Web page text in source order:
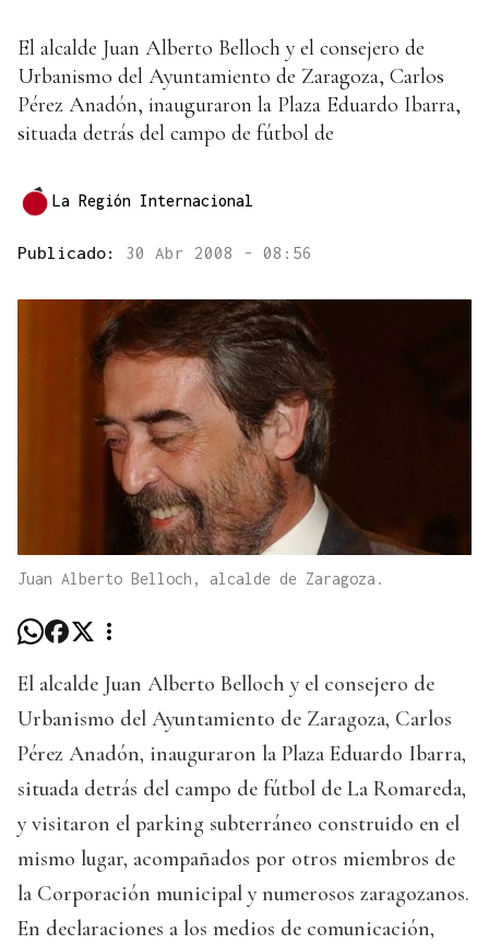
El alcalde Juan Alberto Belloch y el consejero de
Urbanismo del Ayuntamiento de Zaragoza, Carlos
Pérez Anadón, inauguraron la Plaza Eduardo Ibarra,
situada detrás del campo de fútbol de
La Región Internacional
Publicado: 30 Abr 2008 - 08:56
Juan Alberto Belloch, alcalde de Zaragoza.
El alcalde Juan Alberto Belloch y el consejero de
Urbanismo del Ayuntamiento de Zaragoza, Carlos
Pérez Anadón, inauguraron la Plaza Eduardo Ibarra,
situada detrás del campo de fútbol de La Romareda,
y visitaron el parking subterráneo construido en el
mismo lugar, acompañados por otros miembros de
la Corporación municipal y numerosos zaragozanos.
En declaraciones a los medios de comunicación,